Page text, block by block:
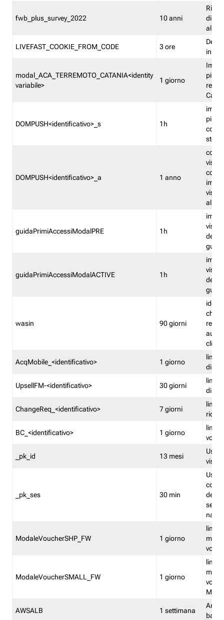
fwb_plus_survey_2022 10 anni
di
LIVEFAST_COOKIE_FROM_CODE 3 ore
in
modal_ACA_TERREMOTO_CATANIA<identity
variabile>
1 giorno
più
DOMPUSH<identificativo>_s 1h
più
DOMPUSH<identificativo>_a 1 anno
guidaPrimiAccessiModalPRE 1h
della
guidaPrimiAccessiModalACTIVE 1h
della
wasin 90 giorni
che
rete
clienti
AcqMobile_<identificativo> 1 giorno
limita
di
UpsellFM-<identificativo> 30 giorni
limita
di
ChangeReq_<identificativo> 7 giorni
limita
BC_<identificativo> 1 giorno
limita
_pk_id 13 mesi
_pk_ses 30 min
ModaleVoucherSHP_FW 1 giorno
ModaleVoucherSMALL_FW 1 giorno
AWSALB 1 settimana